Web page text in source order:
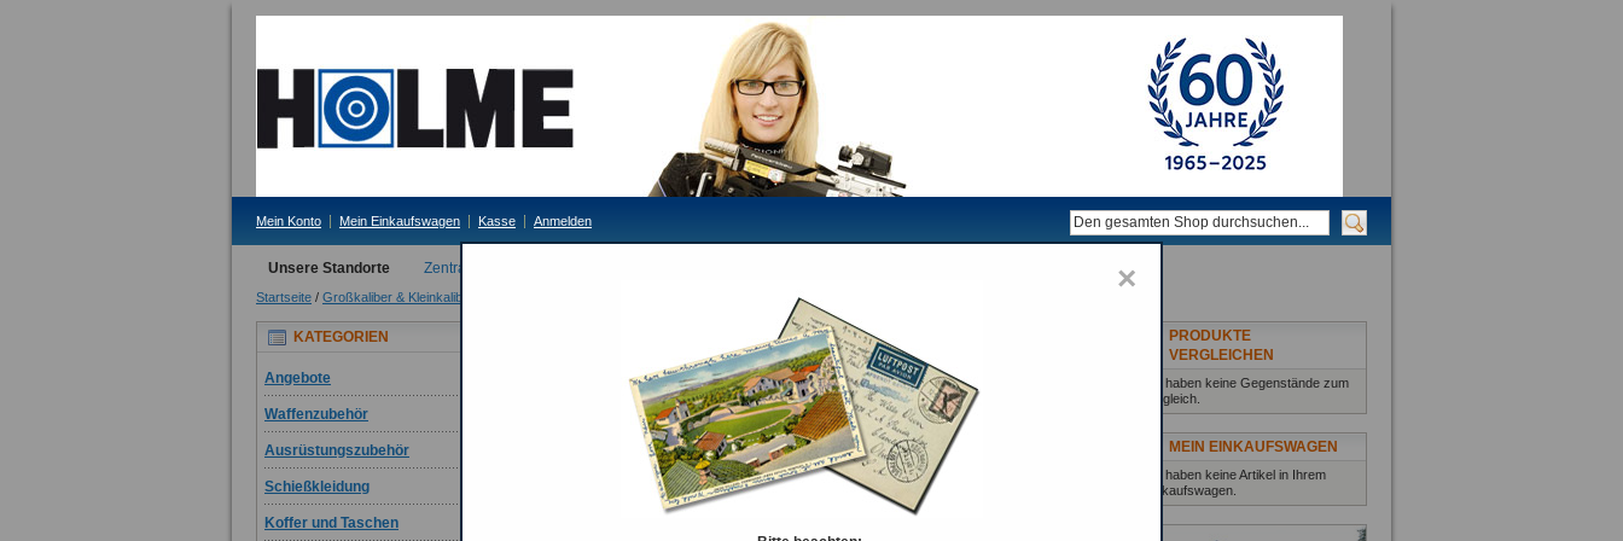
Mein Konto Mein Einkaufswagen Kasse Anmelden
Unsere Standorte Zentrale Erding
Startseite / Großkaliber & Kleinkaliber
Anzeigen
Raster Liste Sortieren nach
KATEGORIEN
Angebote
Waffenzubehör
Ausrüstungszubehör
Schießkleidung
Koffer und Taschen
PRODUKTE
VERGLEICHEN
Sie haben keine Gegenstände zum
Vergleich.
MEIN EINKAUFSWAGEN
Sie haben keine Artikel in Ihrem
Einkaufswagen.
×